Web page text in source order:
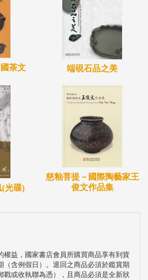
茶文
端硯石品之美
光碟)
慈釉菩提－國際陶藝家王
俊文作品集
權益，國家書店會員所購買商品享有到貨
（含例假日）。退回之商品必須於鑑賞期
戳或收執聯為憑），且商品必須是全新狀